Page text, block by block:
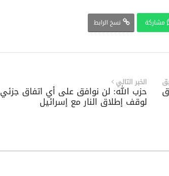
مشاركة نسخ الرابط
الخبر التالي
حزب الله: لن نوافق على أي اتفاق جزئي
لوقف إطلاق النار مع إسرائيل